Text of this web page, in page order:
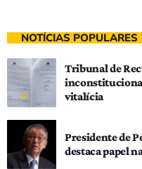
NOTÍCIAS POPULARES
Tribunal de
vitalícia
Presidente de
destaca papel